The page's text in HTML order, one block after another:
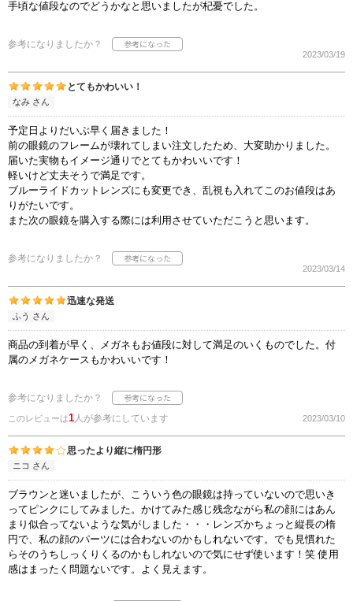
手頃な値段なのでどうかなと思いましたが杞憂でした。
参考になりましたか？
2023/03/19
とてもかわいい！
なみ さん
予定日よりだいぶ早く届きました！
前の眼鏡のフレームが壊れてしまい注文したため、大変助かりました。
届いた実物もイメージ通りでとてもかわいいです！
軽いけど丈夫そうで満足です。
ブルーライドカットレンズにも変更でき、乱視も入れてこのお値段はあ
りがたいです。
また次の眼鏡を購入する際には利用させていただこうと思います。
参考になりましたか？
2023/03/14
迅速な発送
ふう さん
商品の到着が早く、メガネもお値段に対して満足のいくものでした。付
属のメガネケースもかわいいです！
参考になりましたか？
このレビューは1人が参考にしています 2023/03/10
思ったより縦に楕円形
ニコ さん
ブラウンと迷いましたが、こういう色の眼鏡は持っていないので思いき
ってピンクにしてみました。かけてみた感じ残念ながら私の顔にはあん
まり似合ってないような気がしました・・・レンズかちょっと縦長の楕
円で、私の顔のパーツには合わないのかもしれないです。でも見慣れた
らそのうちしっくりくるのかもしれないので気にせず使います！笑 使用
感はまったく問題ないです。よく見えます。